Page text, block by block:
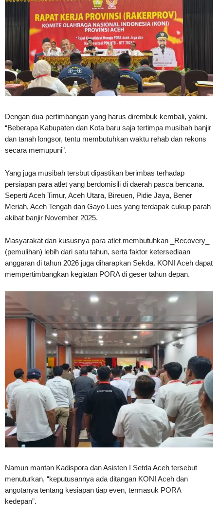
Dengan dua pertimbangan yang harus dirembuk kembali, yakni.
“Beberapa Kabupaten dan Kota baru saja tertimpa musibah banjir
dan tanah longsor, tentu membutuhkan waktu rehab dan rekons
secara memupuni”.
Yang juga musibah tersbut dipastikan berimbas terhadap
persiapan para atlet yang berdomisili di daerah pasca bencana.
Seperti Aceh Timur, Aceh Utara, Bireuen, Pidie Jaya, Bener
Meriah, Aceh Tengah dan Gayo Lues yang terdapak cukup parah
akibat banjir November 2025.
Masyarakat dan kususnya para atlet membutuhkan _Recovery_
(pemulihan) lebih dari satu tahun, serta faktor ketersediaan
anggaran di tahun 2026 juga diharapkan Sekda. KONI Aceh dapat
mempertimbangkan kegiatan PORA di geser tahun depan.
Namun mantan Kadispora dan Asisten I Setda Aceh tersebut
menuturkan, “keputusannya ada ditangan KONI Aceh dan
angotanya tentang kesiapan tiap even, termasuk PORA
kedepan”.